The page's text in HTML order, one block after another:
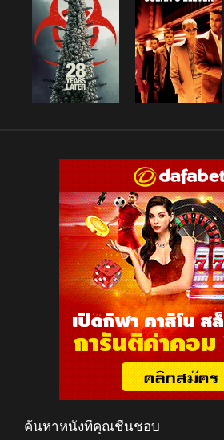
ค้นหาหนังที่คุณชื่นชอบ